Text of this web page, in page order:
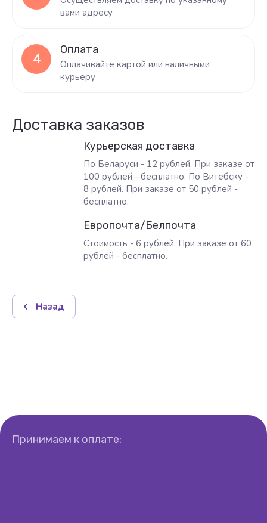
вами адресу
4
Оплата
Оплачивайте картой или наличными
курьеру
Доставка заказов
Курьерская доставка
По Беларуси - 12 рублей. При заказе от
100 рублей - бесплатно. По Витебску -
8 рублей. При заказе от 50 рублей -
бесплатно.
Европочта/Белпочта
Стоимость - 6 рублей. При заказе от 60
рублей - бесплатно.
Назад
Принимаем к оплате: